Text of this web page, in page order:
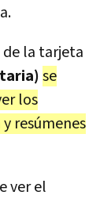
la tarjeta
se
los
resúmenes
ver el